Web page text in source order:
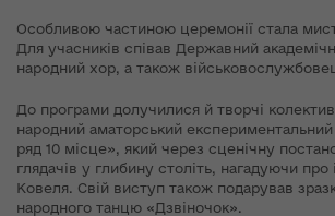
Особливою частиною церемонії стала
Для учасників співав Державний
народний хор, а також
До програми долучилися й творчі
народний аматорський експериментальний
ряд 10 місце», який через сценічну
глядачів у глибину століть, нагадуючи про
Ковеля. Свій виступ також подарував
народного танцю «Дзвіночок».